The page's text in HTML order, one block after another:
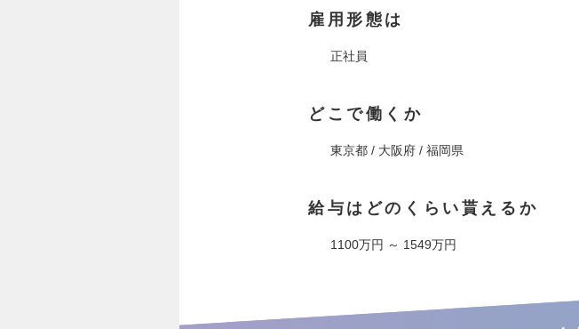
雇用形態は
正社員
どこで働くか
東京都 / 大阪府 / 福岡県
給与はどのくらい貰えるか
1100万円 ～ 1549万円